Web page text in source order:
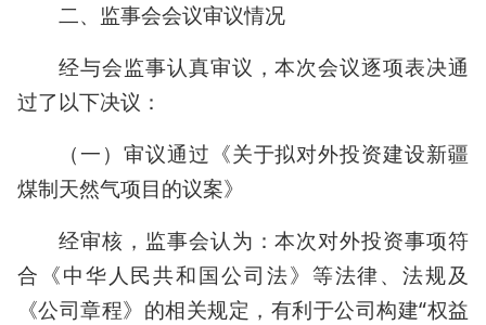
二、监事会会议审议情况
经与会监事认真审议，本次会议逐项表决通
过了以下决议：
（一）审议通过《关于拟对外投资建设新疆
煤制天然气项目的议案》
经审核，监事会认为：本次对外投资事项符
合《中华人民共和国公司法》等法律、法规及
《公司章程》的相关规定，有利于公司构建“权益